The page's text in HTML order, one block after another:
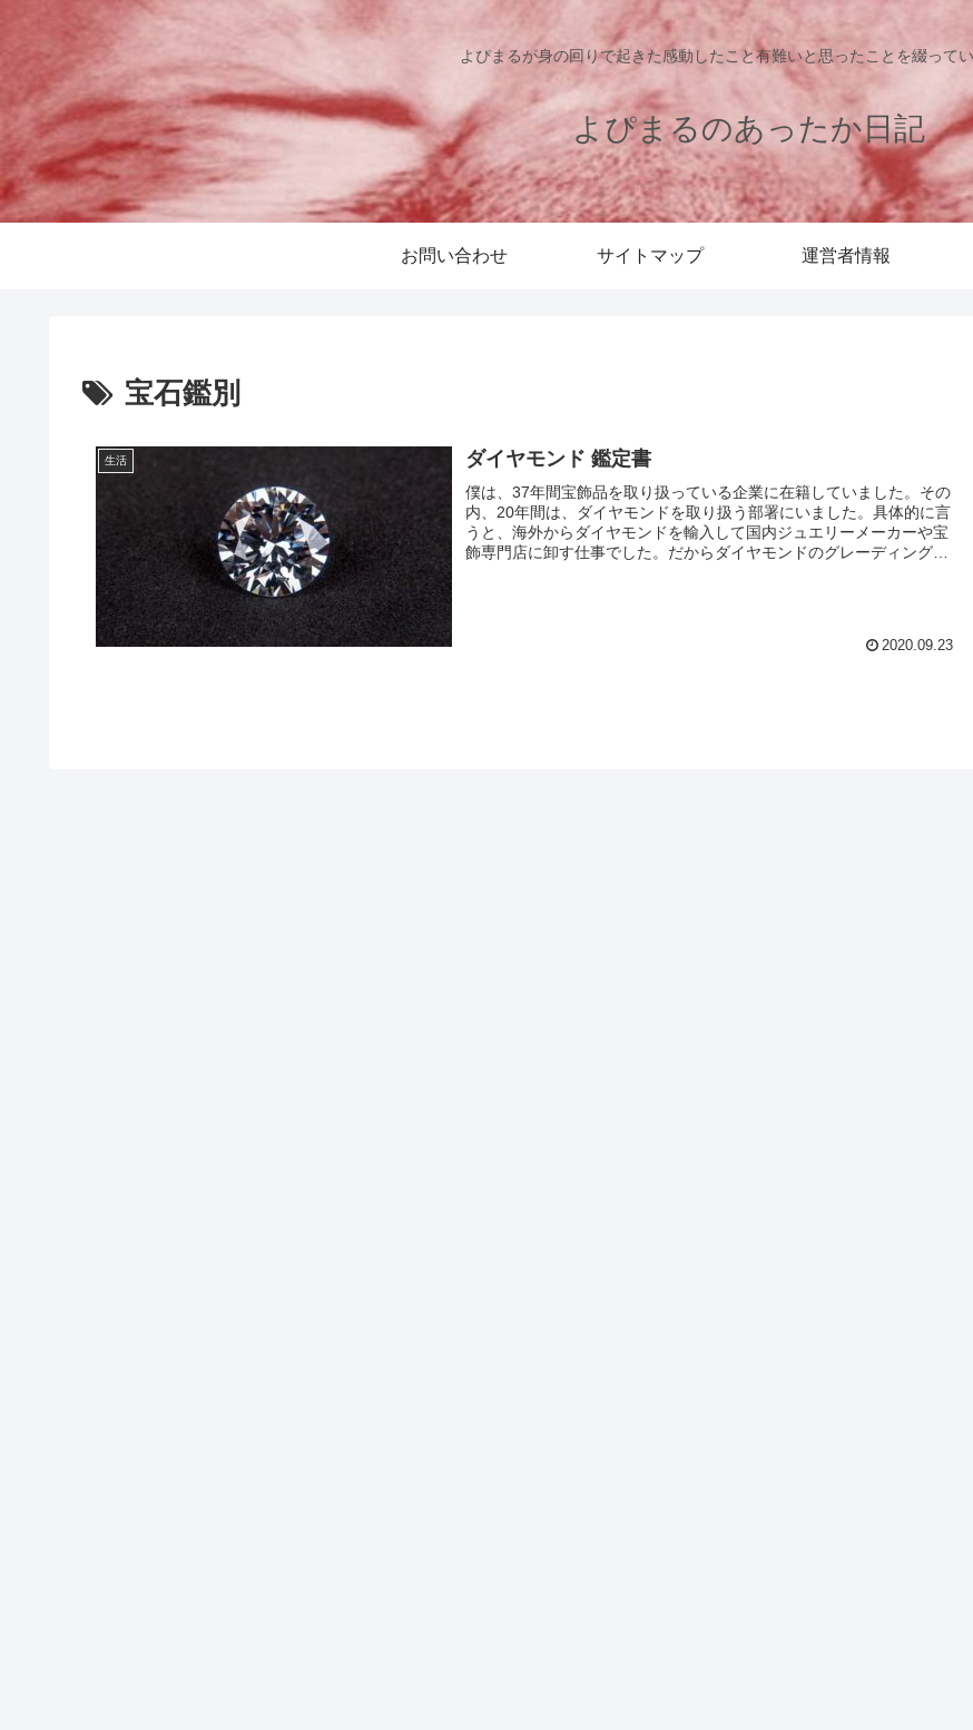
よぴまるが身の回りで起きた感動したこと有難いと思ったことを綴って
よぴまるのあったか日記
お問い合わせ サイトマップ 運営者情報
宝石鑑別
生活 ダイヤモンド 鑑定書
僕は、37年間宝飾品を取り扱っている企業に在籍していました。その
内、20年間は、ダイヤモンドを取り扱う部署にいました。具体的に言
うと、海外からダイヤモンドを輸入して国内ジュエリーメーカーや宝
飾専門店に卸す仕事でした。だからダイヤモンドのグレーディングを
2020.09.23